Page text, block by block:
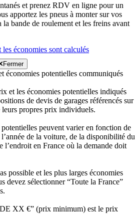
et prenez RDV en ligne pour un
apportez les pneus à monter sur vos
bande de roulement et les freins avant
économies sont calculés
Fermer
économies potentielles communiqués
et les économies potentielles indiqués
de devis de garages référencés sur
propres prix individuels.
peuvent varier en fonction de
de la voiture, de la disponibilité du
l’endroit en France où la demande doit
possible et les plus larges économies
devez sélectionner “Toute la France”
XX €” (prix minimum) est le prix